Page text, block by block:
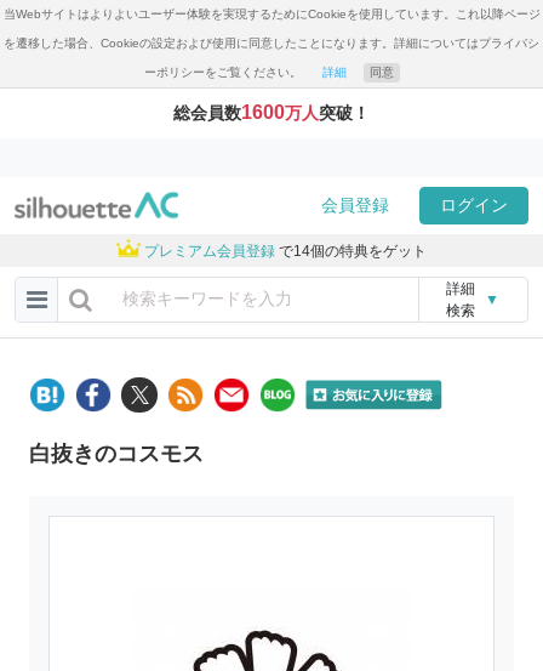
当Webサイトはよりよいユーザー体験を実現するためにCookieを使用しています。これ以降ページ
を遷移した場合、Cookieの設定および使用に同意したことになります。詳細についてはプライバシ
ーポリシーをご覧ください。 詳細 同意
総会員数1600万人突破！
会員登録 ログイン
プレミアム会員登録 で14個の特典をゲット
詳細
検索
▼
白抜きのコスモス